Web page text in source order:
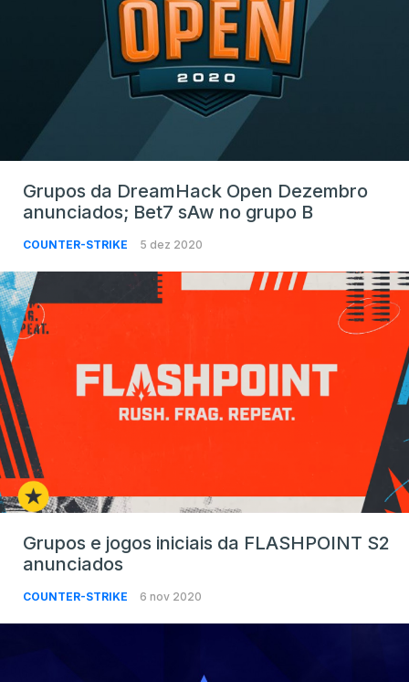
Grupos da DreamHack Open Dezembro
anunciados; Bet7 sAw no grupo B
COUNTER-STRIKE 5 dez 2020
Grupos e jogos iniciais da FLASHPOINT S2
anunciados
COUNTER-STRIKE 6 nov 2020